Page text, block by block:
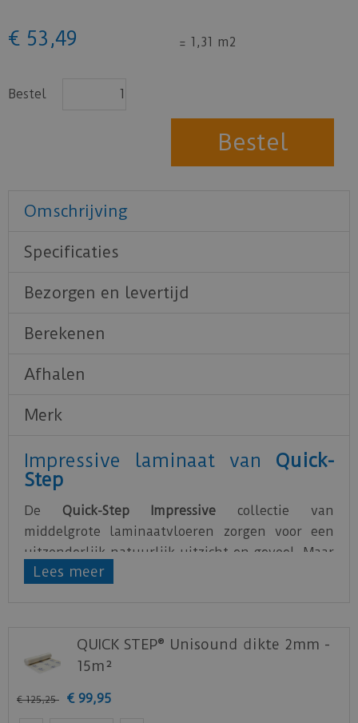
€ 53 ,49 = 1,31 m2
Bestel
Omschrijving
Specificaties
Bezorgen en levertijd
Berekenen
Afhalen
Merk
Impressive laminaat van Quick-
Step
De Quick-Step Impressive collectie van
middelgrote laminaatvloeren zorgen voor een
uitzonderlijk natuurlijk uitzicht en gevoel. Maar
dat is nog niet alles: dankzij de unieke
waterbestendige laminaat ooit gemaakt.
Wanneer je een laminaatvloer plaatst, is het van
kiezen. Naast het creëren van een vlakke basis,
Lees meer
QUICK STEP® Unisound dikte 2mm -
15m²
€ 125,25 € 99,95